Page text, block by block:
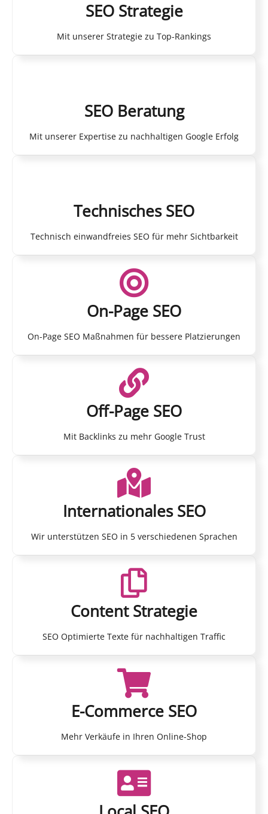
SEO Strategie
Mit unserer Strategie zu Top-Rankings
SEO Beratung
Mit unserer Expertise zu nachhaltigen Google Erfolg
Technisches SEO
Technisch einwandfreies SEO für mehr Sichtbarkeit
On-Page SEO
On-Page SEO Maßnahmen für bessere Platzierungen
Off-Page SEO
Mit Backlinks zu mehr Google Trust
Internationales SEO
Wir unterstützen SEO in 5 verschiedenen Sprachen
Content Strategie
SEO Optimierte Texte für nachhaltigen Traffic
E-Commerce SEO
Mehr Verkäufe in Ihren Online-Shop